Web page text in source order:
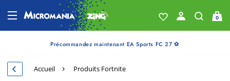
0
Précommandez maintenant EA Sports FC 27 ⚽
Accueil Produits Fortnite